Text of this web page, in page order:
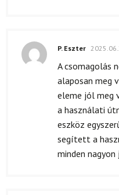
P. Eszter
A csomagolás
alaposan meg
eleme jól meg
a használati
eszköz
segített a
minden